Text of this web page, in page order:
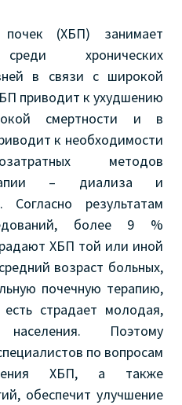
почек (ХБП) занимает
хронических
в связи с широкой
приводит к ухудшению
смертности и в
к необходимости
методов
– диализа и
Согласно результатам
более 9 %
ХБП той или иной
возраст больных,
почечную терапию,
страдает молодая,
населения. Поэтому
по вопросам
ХБП, а также
обеспечит улучшение